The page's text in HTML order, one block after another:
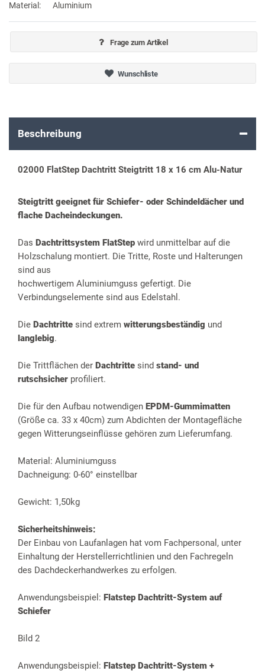
Material:
Aluminium
Frage zum Artikel
Wunschliste
Beschreibung
02000 FlatStep Dachtritt Steigtritt 18 x 16 cm Alu-Natur
Steigtritt geeignet für Schiefer- oder Schindeldächer und
flache Dacheindeckungen.
Das Dachtrittsystem FlatStep wird unmittelbar auf die
Holzschalung montiert. Die Tritte, Roste und Halterungen
sind aus
hochwertigem Aluminiumguss gefertigt. Die
Verbindungselemente sind aus Edelstahl.
Die Dachtritte sind extrem witterungsbeständig und
langlebig.
Die Trittflächen der Dachtritte sind stand- und
rutschsicher profiliert.
Die für den Aufbau notwendigen EPDM-Gummimatten
(Größe ca. 33 x 40cm) zum Abdichten der Montagefläche
gegen Witterungseinflüsse gehören zum Lieferumfang.
Material: Aluminiumguss
Dachneigung: 0-60° einstellbar
Gewicht: 1,50kg
Sicherheitshinweis:
Der Einbau von Laufanlagen hat vom Fachpersonal, unter
Einhaltung der Herstellerrichtlinien und den Fachregeln
des Dachdeckerhandwerkes zu erfolgen.
Anwendungsbeispiel: Flatstep Dachtritt-System auf
Schiefer
Bild 2
Anwendungsbeispiel: Flatstep Dachtritt-System +